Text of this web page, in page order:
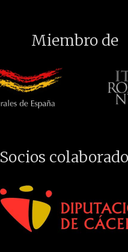
Miembro de
Socios